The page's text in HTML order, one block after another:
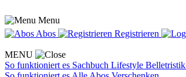
Menu
Abos
Registrieren
MENU
So funktioniert es Sachbuch Lifestyle Belletristik